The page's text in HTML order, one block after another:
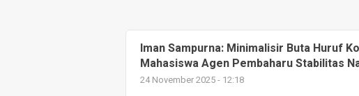
Iman Sampurna: Minimalisir Buta Huruf
Mahasiswa Agen Pembaharu Stabilitas
24 November 2025 - 12:18